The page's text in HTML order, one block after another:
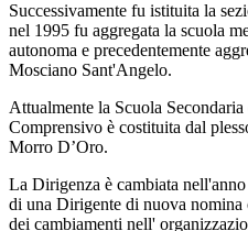
Successivamente fu istituita la
nel 1995 fu aggregata la scuola
autonoma e precedentemente
Mosciano Sant'Angelo.
Attualmente la Scuola
Comprensivo è costituita dal
Morro D’Oro.
La Dirigenza è cambiata
di una Dirigente di nuova nomina
dei cambiamenti nell'